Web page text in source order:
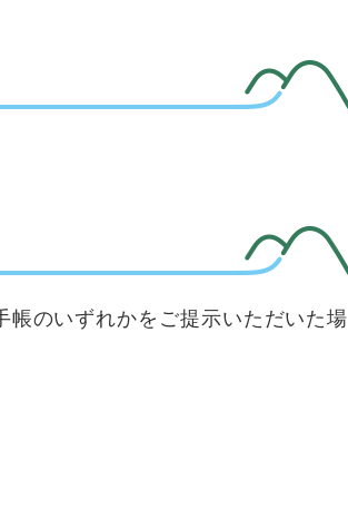
のいずれかをご提示いただいた場